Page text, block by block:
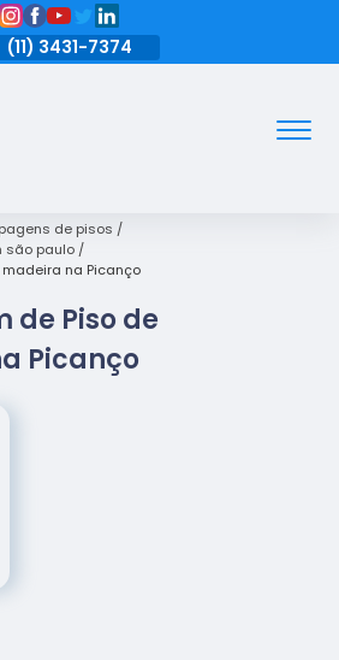
(11) 3431-7374
de pisos
são paulo
na Picanço
de Piso de
Picanço